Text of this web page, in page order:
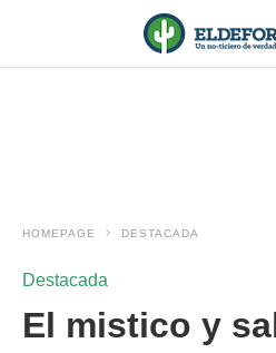
HOMEPAGE DESTACADA
Destacada
El mistico y